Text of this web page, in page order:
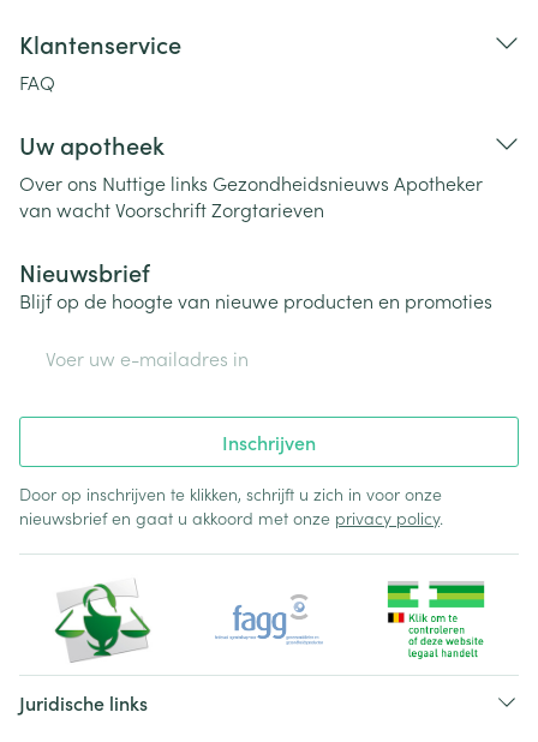
Klantenservice
FAQ
Uw apotheek
Over ons Nuttige links Gezondheidsnieuws Apotheker
van wachtVoorschriftZorgtarieven
Nieuwsbrief
Blijf op de hoogte van nieuwe producten en promoties
Inschrijven
Door op inschrijven te klikken, schrijft u zich in voor onze
nieuwsbrief en gaat u akkoord met onze privacy policy.
Juridische links